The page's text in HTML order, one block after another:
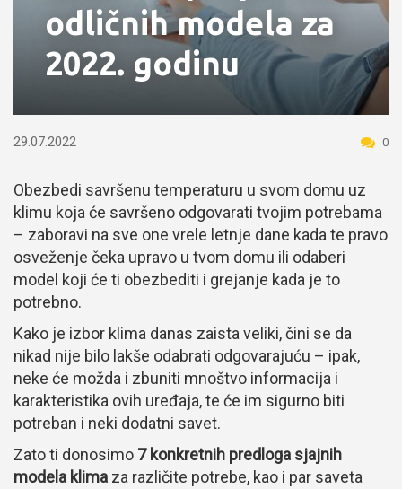
odličnih modela za
2022. godinu
29.07.2022 0
Obezbedi savršenu temperaturu u svom domu uz
klimu koja će savršeno odgovarati tvojim potrebama
– zaboravi na sve one vrele letnje dane kada te pravo
osveženje čeka upravo u tvom domu ili odaberi
model koji će ti obezbediti i grejanje kada je to
potrebno.
Kako je izbor klima danas zaista veliki, čini se da
nikad nije bilo lakše odabrati odgovarajuću – ipak,
neke će možda i zbuniti mnoštvo informacija i
karakteristika ovih uređaja, te će im sigurno biti
potreban i neki dodatni savet.
Zato ti donosimo 7 konkretnih predloga sjajnih
modela klima za različite potrebe, kao i par saveta